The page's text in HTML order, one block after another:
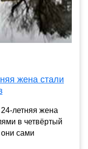
жена стали
летняя жена
в четвёртый
сами